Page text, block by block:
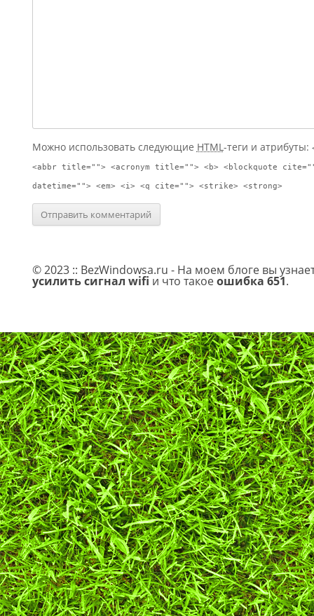
Можно использовать следующие HTML-теги и атрибуты:
<abbr title=""> <acronym title=""> <b> <blockquote
datetime=""> <em> <i> <q cite=""> <strike> <strong>
© 2023 :: BezWindowsa.ru - На моем блоге вы
усилить сигнал wifi и что такоеошибка 651.